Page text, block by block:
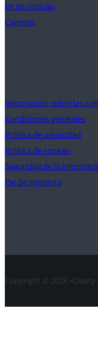
En las noticias
Carreras
Información sobre las
Condiciones generales
Política de privacidad
Política de cookies
Seguridad de la
Pie de imprenta
Copyright © 2026